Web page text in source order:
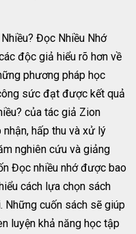
Đọc Nhiều Nhớ
độc giả hiểu rõ hơn về
phương pháp học
sức đạt được kết quả
của tác giả Zion
hấp thu và xử lý
nghiên cứu và giảng
Đọc nhiều nhớ được bao
cách lựa chọn sách
Những cuốn sách sẽ giúp
luyện khả năng học tập